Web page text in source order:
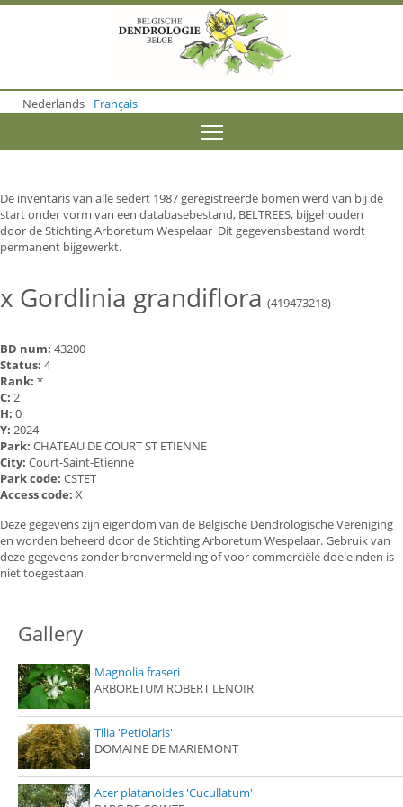
o
m
o
n
t
e
n
Nederlands Français
De inventaris van alle sedert 1987 geregistreerde bomen werd van bij de
start onder vorm van een databasebestand, BELTREES, bijgehouden
door de Stichting Arboretum Wespelaar Dit gegevensbestand wordt
permanent bijgewerkt.
x Gordlinia grandiflora (419473218)
BD num: 43200
Status: 4
Rank: *
C: 2
H: 0
Y: 2024
Park: CHATEAU DE COURT ST ETIENNE
City: Court-Saint-Etienne
Park code: CSTET
Access code: X
Deze gegevens zijn eigendom van de Belgische Dendrologische Vereniging
en worden beheerd door de Stichting Arboretum Wespelaar. Gebruik van
deze gegevens zonder bronvermelding of voor commerciële doeleinden is
niet toegestaan.
Gallery
Magnolia fraseri
ARBORETUM ROBERT LENOIR
Tilia 'Petiolaris'
DOMAINE DE MARIEMONT
Acer platanoides 'Cucullatum'